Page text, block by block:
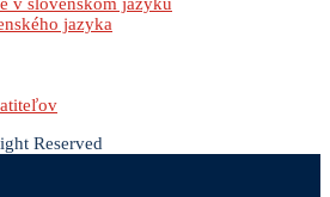
jazyka
Reserved